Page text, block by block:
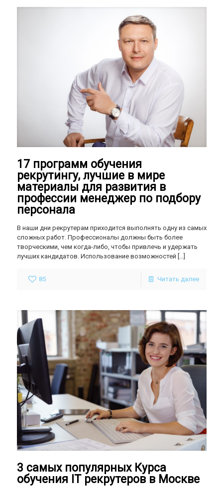
17 программ обучения
рекрутингу, лучшие в мире
материалы для развития в
профессии менеджер по подбору
персонала
В наши дни рекрутерам приходится выполнять одну из самых
сложных работ. Профессионалы должны быть более
творческими, чем когда-либо, чтобы привлечь и удержать
лучших кандидатов. Использование возможностей […]
85 Читать далее
3 самых популярных Курса
обучения IT рекрутеров в Москве